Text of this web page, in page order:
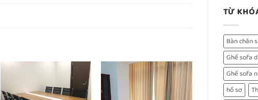
TỪ
Bàn chân
Ghế sofa
Ghế sofa
hồ sơ